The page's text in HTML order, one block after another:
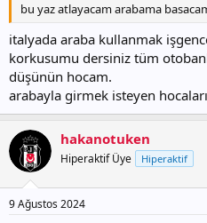
bu yaz atlayacam arabama
italyada araba kullanmak
korkusumu dersiniz tüm
düşünün hocam.
arabayla girmek isteyen
hakanotuken
Hiperaktif Üye Hiperaktif
9 Ağustos 2024